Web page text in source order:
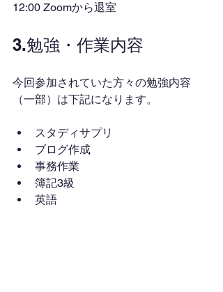
12:00 Zoomから退室
3.勉強・作業内容
今回参加されていた方々の勉強内容
（一部）は下記になります。
スタディサプリ
ブログ作成
事務作業
簿記3級
英語